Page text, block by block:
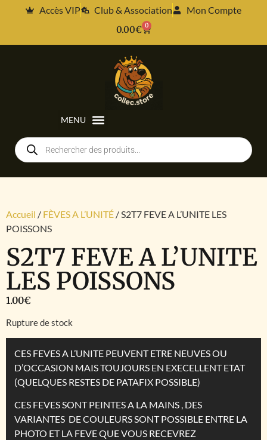
Accès VIP Club & Association
Mon Compte
0.00€ 0
Accueil / FÈVES A L’UNITÉ / S2T7 FEVE A L’UNITE LES
POISSONS
S2T7 FEVE A L’UNITE
LES POISSONS
1.00€
Rupture de stock
CES FEVES A L’UNITE PEUVENT ETRE NEUVES OU
D’OCCASION MAIS TOUJOURS EN EXECELLENT ETAT
(QUELQUES RESTES DE PATAFIX POSSIBLE)
CES FEVES SONT PEINTES A LA MAINS , DES
VARIANTES DE COULEURS SONT POSSIBLE ENTRE LA
PHOTO ET LA FEVE QUE VOUS RECEVREZ